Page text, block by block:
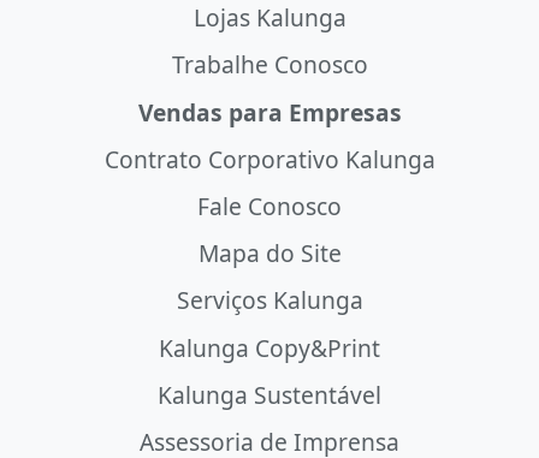
Lojas Kalunga
Trabalhe Conosco
Vendas para Empresas
Contrato Corporativo Kalunga
Fale Conosco
Mapa do Site
Serviços Kalunga
Kalunga Copy&Print
Kalunga Sustentável
Assessoria de Imprensa